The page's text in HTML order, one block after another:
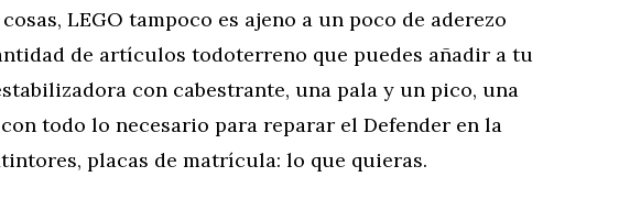
LEGO tampoco es ajeno a un poco de aderezo
de artículos todoterreno que puedes añadir a tu
con cabestrante, una pala y un pico, una
todo lo necesario para reparar el Defender en la
placas de matrícula: lo que quieras.